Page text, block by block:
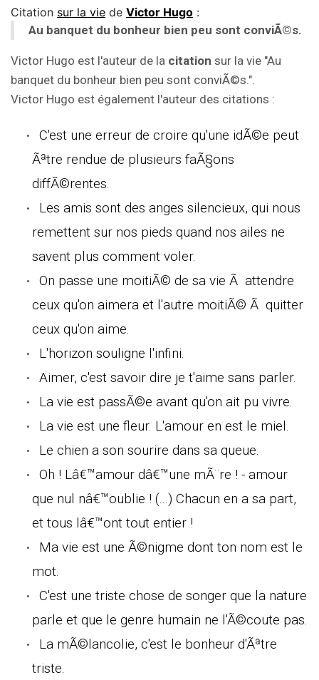
Citation sur la vie de Victor Hugo :
Au banquet du bonheur bien peu sont conviÃ©s.
Victor Hugo est l'auteur de la citation sur la vie "Au
banquet du bonheur bien peu sont conviÃ©s.".
Victor Hugo est également l'auteur des citations :
C'est une erreur de croire qu'une idÃ©e peut
Ãªtre rendue de plusieurs faÃ§ons
diffÃ©rentes.
Les amis sont des anges silencieux, qui nous
remettent sur nos pieds quand nos ailes ne
savent plus comment voler.
On passe une moitiÃ© de sa vie Ã attendre
ceux qu'on aimera et l'autre moitiÃ© Ã quitter
ceux qu'on aime.
L'horizon souligne l'infini.
Aimer, c'est savoir dire je t'aime sans parler.
La vie est passÃ©e avant qu'on ait pu vivre.
La vie est une fleur. L'amour en est le miel.
Le chien a son sourire dans sa queue.
Oh ! Lâ€™amour dâ€™une mÃ¨re ! - amour
que nul nâ€™oublie ! (...) Chacun en a sa part,
et tous lâ€™ont tout entier !
Ma vie est une Ã©nigme dont ton nom est le
mot.
C'est une triste chose de songer que la nature
parle et que le genre humain ne l'Ã©coute pas.
La mÃ©lancolie, c'est le bonheur d'Ãªtre
triste.